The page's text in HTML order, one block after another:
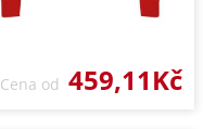
Cena od 459,11Kč